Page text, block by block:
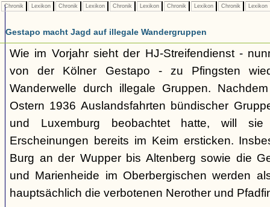
Chronik Lexikon Chronik Lexikon Chronik Lexikon Chronik Lexikon Chronik Lexikon
Gestapo macht Jagd auf illegale Wandergruppen
Wie im Vorjahr sieht der HJ-Streifendienst -
von der Kölner Gestapo - zu Pfingsten
Wanderwelle durch illegale Gruppen.
Ostern 1936 Auslandsfahrten bündischer
und Luxemburg beobachtet hatte, will
Erscheinungen bereits im Keim ersticken.
Burg an der Wupper bis Altenberg sowie die
und Marienheide im Oberbergischen werden
hauptsächlich die verbotenen Nerother und